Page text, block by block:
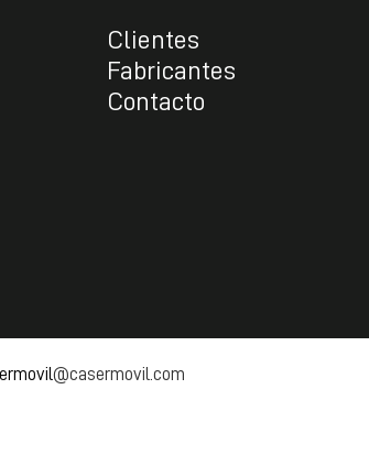
Clientes
Fabricantes
Contacto
@casermovil.com